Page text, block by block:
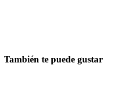
También te puede gustar